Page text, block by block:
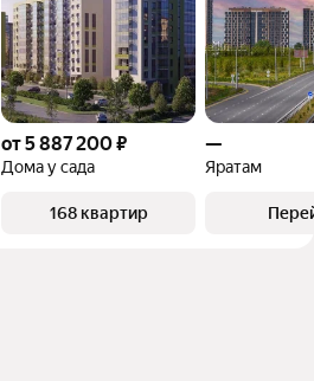
от 5 887 200 ₽
Дома у сада
168 квартир
—
Яратам